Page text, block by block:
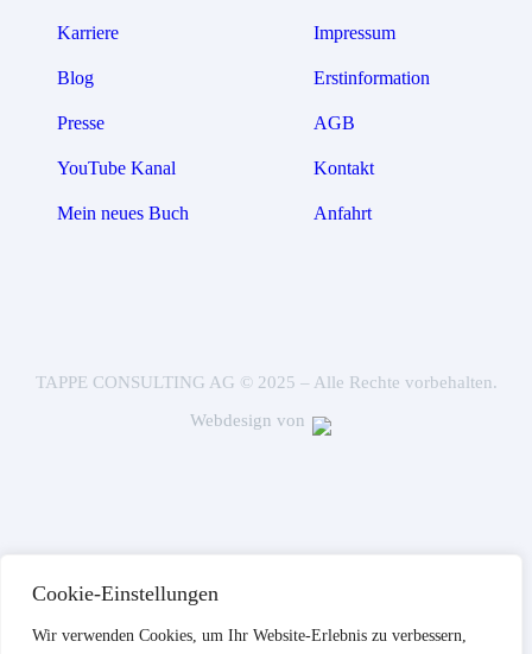
Cookie-Einstellungen
Wir verwenden Cookies, um Ihr Website-Erlebnis zu verbessern,
Karriere
Blog
Presse
YouTube Kanal
Mein neues Buch
Impressum
Erstinformation
AGB
Kontakt
Anfahrt
TAPPE CONSULTING AG © 2025 – Alle Rechte vorbehalten.
Webdesign von